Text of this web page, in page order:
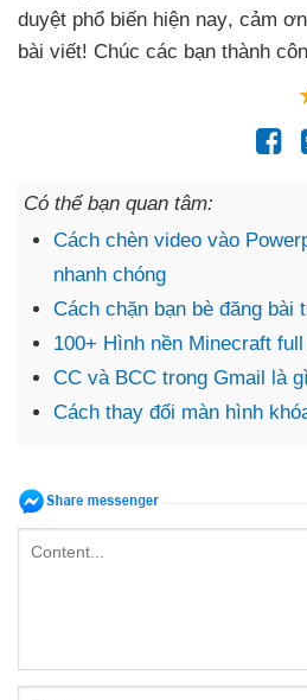
duyệt phổ biến hiện nay, cảm ơn
bài viết! Chúc các bạn thành
Có thể bạn quan tâm:
Cách chèn video vào
nhanh chóng
Cách chặn bạn bè đăng bài
100+ Hình nền Minecraft
CC và BCC trong Gmail là gì
Cách thay đổi màn hình